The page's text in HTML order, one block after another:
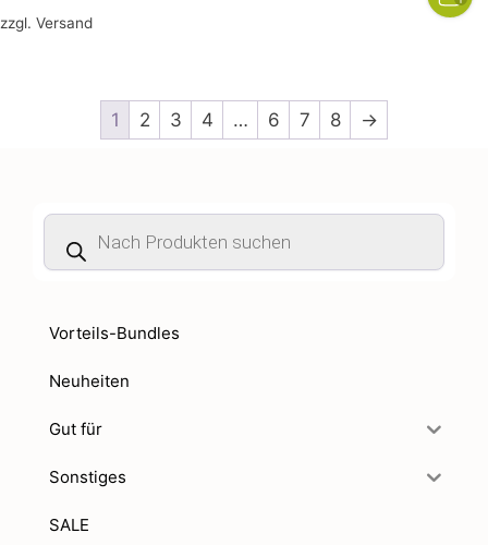
zzgl. Versand
1 2 3 4 … 6 7 8 →
Products
search
Vorteils-Bundles
Neuheiten
Gut für
Sonstiges
SALE